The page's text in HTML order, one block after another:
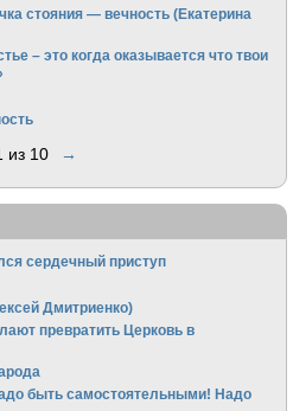
стояния — вечность (Екатерина
– это когда оказывается что твои
из 10 →
сердечный приступ
Дмитриенко)
превратить Церковь в
быть самостоятельными! Надо